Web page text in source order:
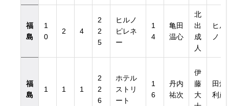
福
島
1
0
2 4
2
2
5
ヒルノ
ピレネ
ー
1
4
亀田
温心
北
出
成
人
ヒル
ノ
福
島
1 1 1
2
2
6
ホテル
ストリ
ート
1
6
丹内
祐次
伊
藤
大
田畑
利彦